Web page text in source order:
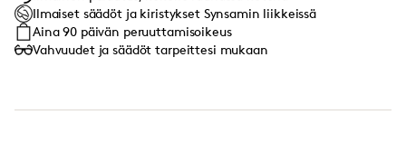
Ilmaiset säädöt ja kiristykset Synsamin liikkeissä
Aina 90 päivän peruuttamisoikeus
Vahvuudet ja säädöt tarpeittesi mukaan